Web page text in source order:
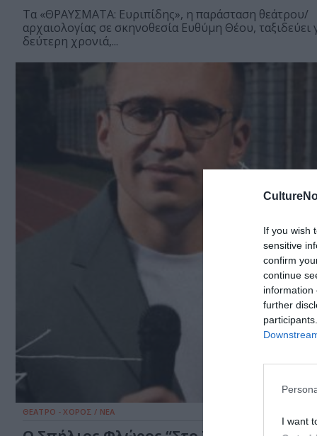
If you wish
sensitive
confirm
continue
information
further
I want
Τα «ΘΡΑΥΣΜΑΤΑ: Ευριπίδης», η παράσταση θεάτρου/
αρχαιολογίας σε σκηνοθεσία Ευθύμη Θέου, ταξιδεύει
δεύτερη χρονιά,...
ΘΕΑΤΡΟ - ΧΟΡΟΣ / ΝΕΑ